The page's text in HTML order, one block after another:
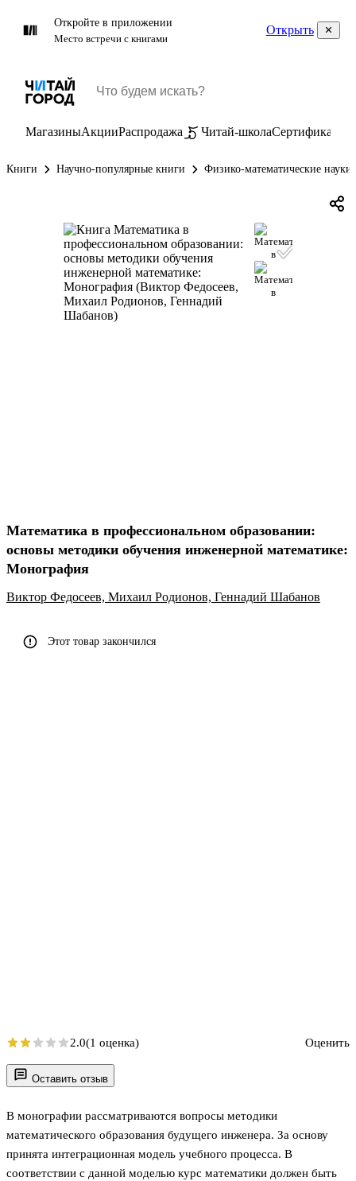
Откройте в приложении
Место встречи с книгами
Открыть
МагазиныАкцииРаспродажа Читай-школаСертификаты
Книги Научно-популярные книги Физико-математические науки
Оставить отзыв
В монографии рассматриваются вопросы методики
математического образования будущего инженера. За основу
принята интеграционная модель учебного процесса. В
соответствии с данной моделью курс математики должен быть
Математика в профессиональном образовании:
основы методики обучения инженерной математике:
Монография
Виктор Федосеев, Михаил Родионов, Геннадий Шабанов
Этот товар закончился
2.0(1 оценка) Оценить